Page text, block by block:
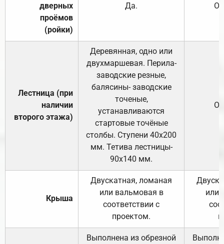
дверных
проёмов
(ройки)
Да.
Лестница (при
наличии
второго этажа)
Деревянная, одно или
двухмаршевая. Перила-
заводские резные,
балясины- заводские
точеные,
устанавливаются
стартовые точёные
столбы. Ступени 40х200
мм. Тетива лестницы-
90х140 мм.
Крыша
Двускатная, ломаная
или вальмовая в
соответствии с
проектом.
или
Выполнена из обрезной